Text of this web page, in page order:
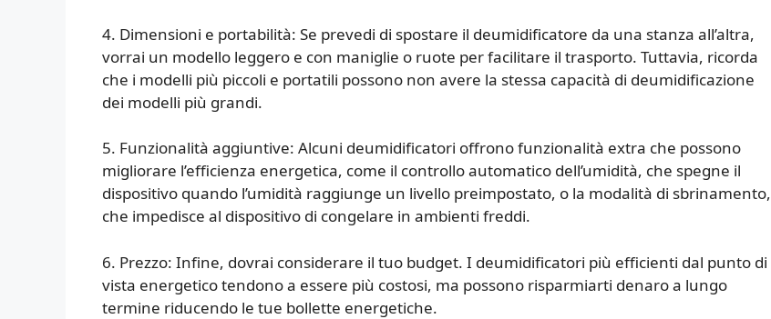
4. Dimensioni e portabilità: Se prevedi di spostare il deumidificatore da una stanza all’altra,
vorrai un modello leggero e con maniglie o ruote per facilitare il trasporto. Tuttavia, ricorda
che i modelli più piccoli e portatili possono non avere la stessa capacità di deumidificazione
dei modelli più grandi.
5. Funzionalità aggiuntive: Alcuni deumidificatori offrono funzionalità extra che possono
migliorare l’efficienza energetica, come il controllo automatico dell’umidità, che spegne il
dispositivo quando l’umidità raggiunge un livello preimpostato, o la modalità di sbrinamento,
che impedisce al dispositivo di congelare in ambienti freddi.
6. Prezzo: Infine, dovrai considerare il tuo budget. I deumidificatori più efficienti dal punto di
vista energetico tendono a essere più costosi, ma possono risparmiarti denaro a lungo
termine riducendo le tue bollette energetiche.